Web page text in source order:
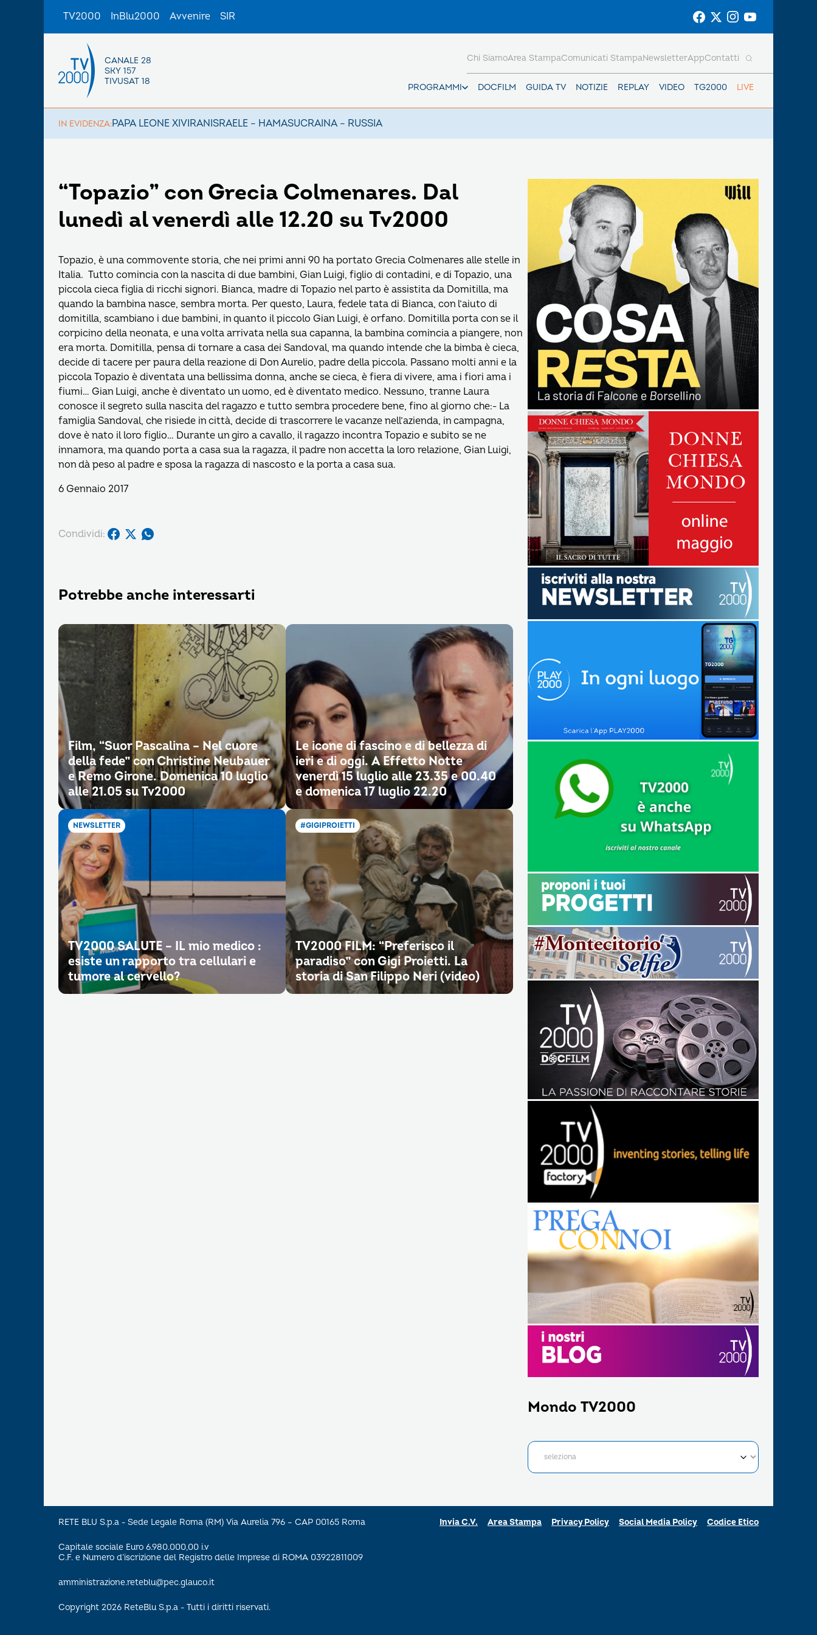
TV2000 InBlu2000 Avvenire SIR
CANALE 28
SKY 157
TIVUSAT 18
PROGRAMMI DOCFILM GUIDA TV NOTIZIE REPLAY VIDEO TG2000 LIVE
Chi SiamoArea StampaComunicati StampaNewsletterAppContatti
IN EVIDENZA:PAPA LEONE XIVIRANISRAELE – HAMASUCRAINA – RUSSIA
“Topazio” con Grecia Colmenares. Dal
lunedì al venerdì alle 12.20 su Tv2000
Topazio, è una commovente storia, che nei primi anni 90 ha portato Grecia Colmenares alle stelle in
Italia. Tutto comincia con la nascita di due bambini, Gian Luigi, figlio di contadini, e di Topazio, una
piccola cieca figlia di ricchi signori. Bianca, madre di Topazio nel parto è assistita da Domitilla, ma
quando la bambina nasce, sembra morta. Per questo, Laura, fedele tata di Bianca, con l’aiuto di
domitilla, scambiano i due bambini, in quanto il piccolo Gian Luigi, è orfano. Domitilla porta con se il
corpicino della neonata, e una volta arrivata nella sua capanna, la bambina comincia a piangere, non
era morta. Domitilla, pensa di tornare a casa dei Sandoval, ma quando intende che la bimba è cieca,
decide di tacere per paura della reazione di Don Aurelio, padre della piccola. Passano molti anni e la
piccola Topazio è diventata una bellissima donna, anche se cieca, è fiera di vivere, ama i fiori ama i
fiumi… Gian Luigi, anche è diventato un uomo, ed è diventato medico. Nessuno, tranne Laura
conosce il segreto sulla nascita del ragazzo e tutto sembra procedere bene, fino al giorno che:- La
famiglia Sandoval, che risiede in città, decide di trascorrere le vacanze nell’azienda, in campagna,
dove è nato il loro figlio… Durante un giro a cavallo, il ragazzo incontra Topazio e subito se ne
innamora, ma quando porta a casa sua la ragazza, il padre non accetta la loro relazione, Gian Luigi,
non dà peso al padre e sposa la ragazza di nascosto e la porta a casa sua.
6 Gennaio 2017
Condividi:
Potrebbe anche interessarti
Film, “Suor Pascalina – Nel cuore
della fede” con Christine Neubauer
e Remo Girone. Domenica 10 luglio
alle 21.05 su Tv2000
Le icone di fascino e di bellezza di
ieri e di oggi. A Effetto Notte
venerdì 15 luglio alle 23.35 e 00.40
e domenica 17 luglio 22.20
NEWSLETTER
TV2000 SALUTE – IL mio medico :
esiste un rapporto tra cellulari e
tumore al cervello?
#GIGIPROIETTI
TV2000 FILM: “Preferisco il
paradiso” con Gigi Proietti. La
storia di San Filippo Neri (video)
Mondo TV2000
RETE BLU S.p.a - Sede Legale Roma (RM) Via Aurelia 796 – CAP 00165 Roma
Capitale sociale Euro 6.980.000,00 i.v
C.F. e Numero d’iscrizione del Registro delle Imprese di ROMA 03922811009
amministrazione.reteblu@pec.glauco.it
Copyright 2026 ReteBlu S.p.a - Tutti i diritti riservati.
Invia C.V. Area Stampa Privacy Policy Social Media Policy Codice Etico